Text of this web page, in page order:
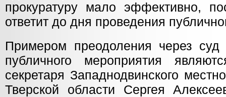
прокуратуру мало эффективно,
ответит до дня проведения
Примером преодоления через суд
публичного мероприятия
секретаря Западнодвинского
Тверской области Сергея